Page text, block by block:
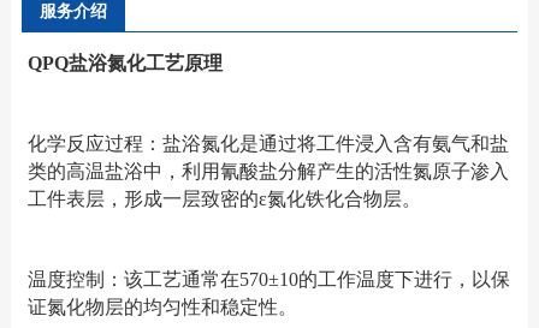
服务介绍
QPQ盐浴氮化工艺原理
化学反应过程：盐浴氮化是通过将工件浸入含有氨气和盐
类的高温盐浴中，利用氰酸盐分解产生的活性氮原子渗入
工件表层，形成一层致密的ε氮化铁化合物层。
温度控制：该工艺通常在570±10的工作温度下进行，以保
证氮化物层的均匀性和稳定性。